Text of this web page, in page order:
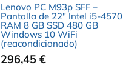
Lenovo PC M93p SFF –
Pantalla de 22″ Intel i5-4570
RAM 8 GB SSD 480 GB
Windows 10 WiFi
(reacondicionado)
296,45 €